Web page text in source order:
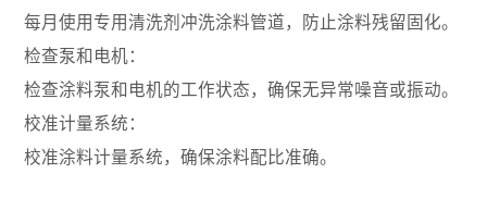
每月使用专用清洗剂冲洗涂料管道，防止涂料残留固化。
检查泵和电机：
检查涂料泵和电机的工作状态，确保无异常噪音或振动。
校准计量系统：
校准涂料计量系统，确保涂料配比准确。